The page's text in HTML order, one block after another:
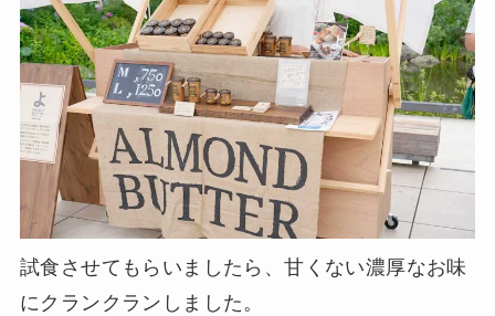
試食させてもらいましたら、甘くない濃厚なお味
にクランクランしました。